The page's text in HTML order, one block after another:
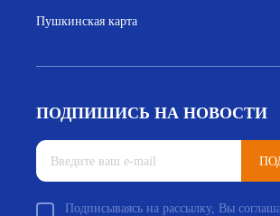
Пушкинская карта
ПОДПИШИСЬ НА НОВОСТИ
Подписываясь на рассылку, Вы